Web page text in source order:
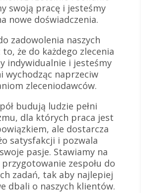
swoją pracę i jesteśmy
nowe doświadczenia.
zadowolenia naszych
że do każdego zlecenia
indywidualnie i jesteśmy
wychodząc naprzeciw
zleceniodawców.
budują ludzie pełni
dla których praca jest
ale dostarcza
satysfakcji i pozwala
pasje. Stawiamy na
zespołu do
zadań, tak aby najlepiej
dbali o naszych klientów.